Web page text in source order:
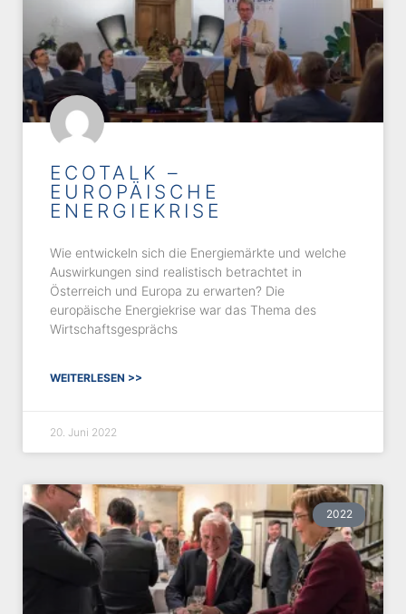
ECOTALK –
EUROPÄISCHE
ENERGIEKRISE
Wie entwickeln sich die Energiemärkte und welche
Auswirkungen sind realistisch betrachtet in
Österreich und Europa zu erwarten? Die
europäische Energiekrise war das Thema des
Wirtschaftsgesprächs
WEITERLESEN >>
20. Juni 2022
2022